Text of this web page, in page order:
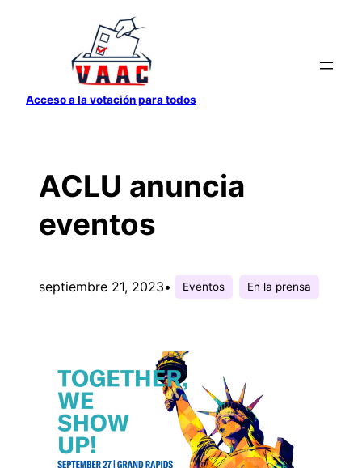
contenido
Acceso a la votación para todos
ACLU anuncia
eventos
septiembre 21, 2023• Eventos En la prensa